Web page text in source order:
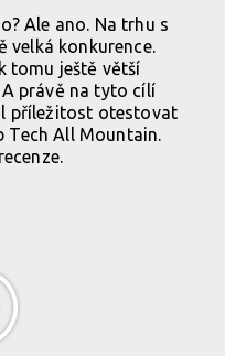
Ale ano. Na trhu s
velká konkurence.
tomu ještě větší
právě na tyto cílí
příležitost otestovat
Tech All Mountain.